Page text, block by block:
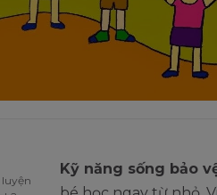
Kỹ năng sống bảo